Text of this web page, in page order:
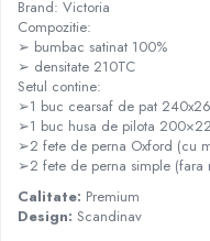
Brand: Victoria
Compozitie:
➢ bumbac satinat 100%
➢ densitate 210TC
Setul contine:
➢1 buc cearsaf de pat
➢1 buc husa de pilota
➢2 fete de perna Oxford (cu
➢2 fete de perna simple (fara
Calitate: Premium
Design: Scandinav